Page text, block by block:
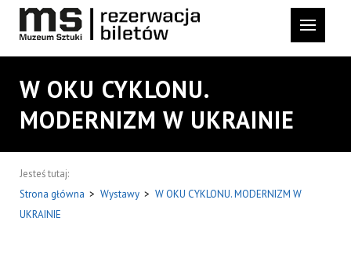
W OKU CYKLONU.
MODERNIZM W UKRAINIE
Jesteś tutaj:
Strona główna > Wystawy > W OKU CYKLONU. MODERNIZM W
UKRAINIE